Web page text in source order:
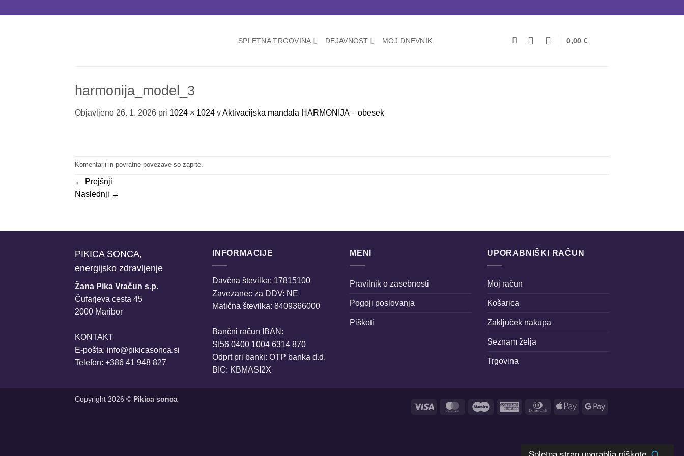
SPLETNA TRGOVINA DEJAVNOST MOJ DNEVNIK 0,00 €
harmonija_model_3
Objavljeno 26. 1. 2026 pri 1024 × 1024 vAktivacijska mandala HARMONIJA – obesek
Komentarji in povratne povezave so zaprte.
← Prejšnji
Naslednji →
PIKICA SONCA,
energijsko zdravljenje
Žana Pika Vračun s.p.
Čufarjeva cesta 45
2000 Maribor
KONTAKT
E-pošta: info@pikicasonca.si
Telefon: +386 41 948 827
INFORMACIJE
Davčna številka: 17815100
Zavezanec za DDV: NE
Matična številka: 8409366000
Bančni račun IBAN:
SI56 0400 1004 6314 870
Odprt pri banki: OTP banka d.d.
BIC: KBMASI2X
MENI
Pravilnik o zasebnosti
Pogoji poslovanja
Piškoti
UPORABNIŠKI RAČUN
Moj račun
Košarica
Zaključek nakupa
Seznam želja
Trgovina
Visa MasterCardMaestro
American
Dinners Apple
Google
Copyright 2026 © Pikica sonca